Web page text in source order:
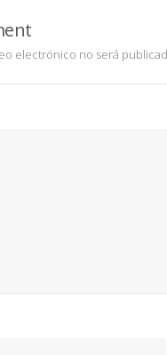
electrónico no será